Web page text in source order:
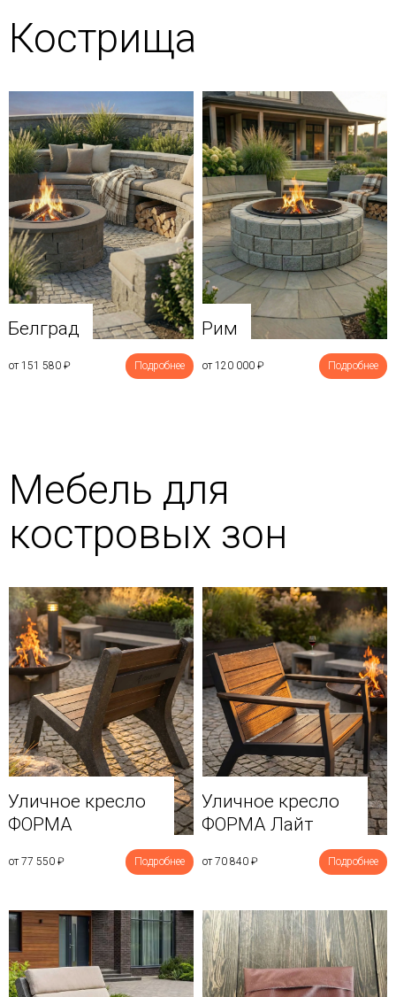
Кострища
Белград
от 151 580 ₽ Подробнее
Рим
от 120 000 ₽ Подробнее
Мебель для
костровых зон
Уличное кресло
ФОРМА
от 77 550 ₽ Подробнее
Уличное кресло
ФОРМА Лайт
от 70 840 ₽ Подробнее